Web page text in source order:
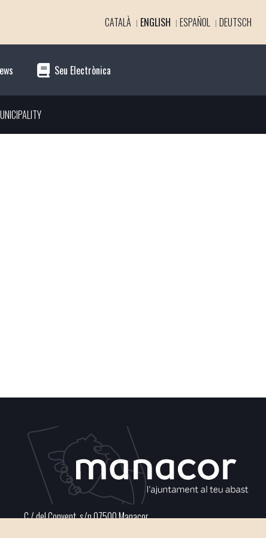
CATALÀ ENGLISH ESPAÑOL DEUTSCH
Seu Electrònica
C / del Convent, s/n 07500 Manacor